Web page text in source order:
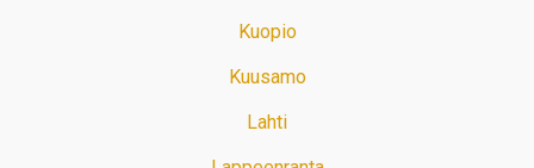
Kuopio
Kuusamo
Lahti